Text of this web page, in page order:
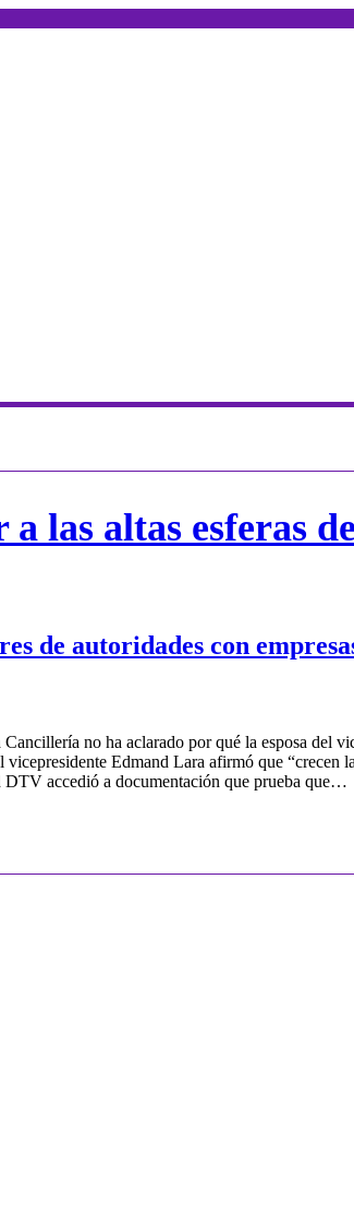
las altas esferas
de autoridades con
no ha aclarado por qué la esposa del
Edmand Lara afirmó que “crecen
DTV accedió a documentación que prueba que…